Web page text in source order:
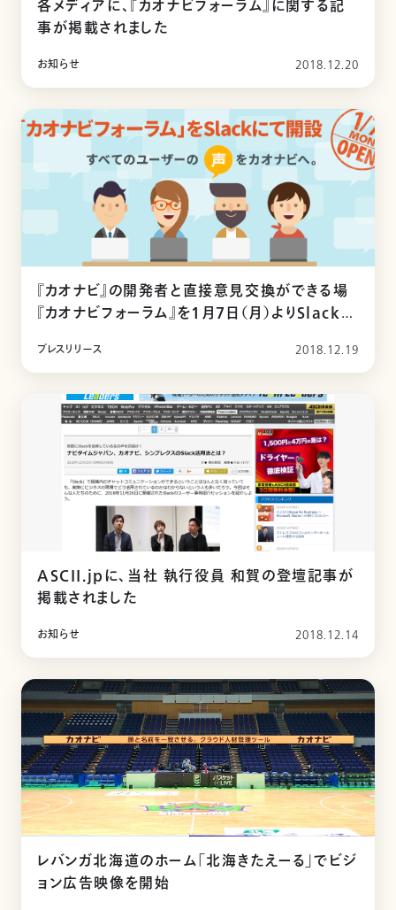
各メディアに、『カオナビフォーラム』に関する記
事が掲載されました
お知らせ 2018.12.20
『カオナビ』の開発者と直接意見交換ができる場
『カオナビフォーラム』を1月7日（月）よりSlackに
プレスリリース 2018.12.19
ASCII.jpに、当社 執行役員 和賀の登壇記事が
掲載されました
お知らせ 2018.12.14
レバンガ北海道のホーム「北海きたえーる」でビジ
ョン広告映像を開始